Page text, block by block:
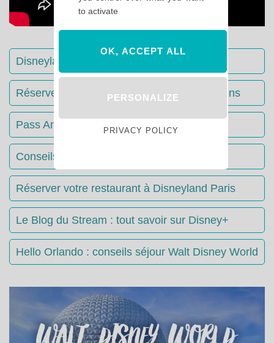
Disneyland Paris : Le guide complet
Réserver votre séjour : toutes les informations
Pass Annuels Disney : informations
Conseils & Astuces Disneyland Paris
Réserver votre restaurant à Disneyland Paris
Le Blog du Stream : tout savoir sur Disney+
Hello Orlando : conseils séjour Walt Disney World
to activate
OK, ACCEPT ALL
PERSONALIZE
PRIVACY POLICY